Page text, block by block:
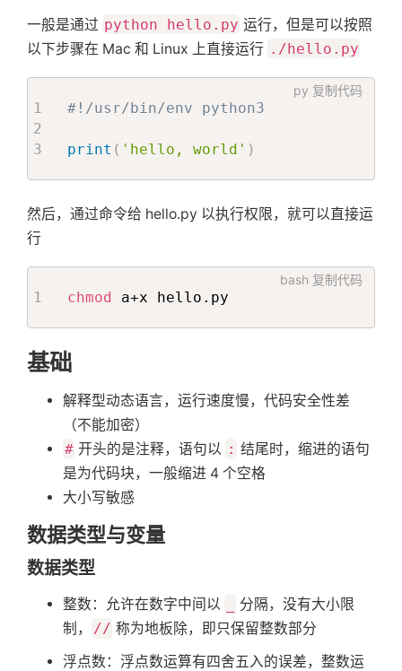
一般是通过 python hello.py 运行，但是可以按照
以下步骤在 Mac 和 Linux 上直接运行 ./hello.py
py 复制代码
#!/usr/bin/env python3
print ( 'hello, world' )
然后，通过命令给 hello.py 以执行权限，就可以直接运
行
bash 复制代码
chmod a+x hello.py
基础
解释型动态语言，运行速度慢，代码安全性差
（不能加密）
# 开头的是注释，语句以 : 结尾时，缩进的语句
是为代码块，一般缩进 4 个空格
大小写敏感
数据类型与变量
数据类型
整数：允许在数字中间以
分隔，没有大小限
制，
// 称为地板除，即只保留整数部分
浮点数：浮点数运算有四舍五入的误差，整数运